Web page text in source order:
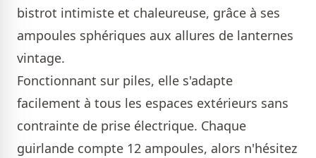
bistrot intimiste et chaleureuse, grâce à ses
ampoules sphériques aux allures de lanternes
vintage.
Fonctionnant sur piles, elle s'adapte
facilement à tous les espaces extérieurs sans
contrainte de prise électrique. Chaque
guirlande compte 12 ampoules, alors n'hésitez